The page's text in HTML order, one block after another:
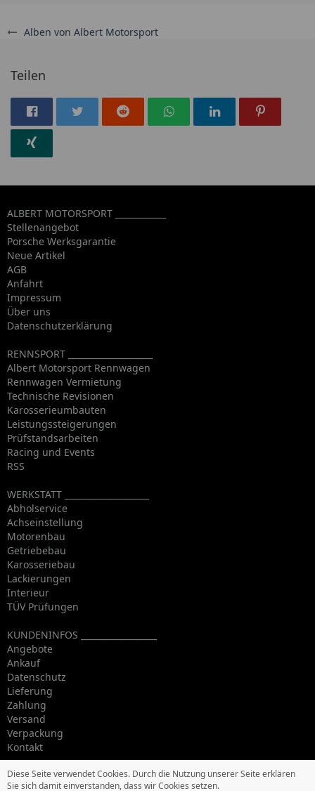
Alben von Albert Motorsport
Teilen
ALBERT MOTORSPORT ____________
Stellenangebot
Porsche Werksgarantie
Neue Artikel
AGB
Anfahrt
Impressum
Über uns
Datenschutzerklärung
RENNSPORT ____________________
Albert Motorsport Rennwagen
Rennwagen Vermietung
Technische Revisionen
Karosserieumbauten
Leistungssteigerungen
Prüfstandsarbeiten
Racing und Events
RSS
WERKSTATT ____________________
Abholservice
Achseinstellung
Motorenbau
Getriebebau
Karosseriebau
Lackierungen
Interieur
TÜV Prüfungen
KUNDENINFOS __________________
Angebote
Ankauf
Datenschutz
Lieferung
Zahlung
Versand
Verpackung
Kontakt
Diese Seite verwendet Cookies. Durch die Nutzung unserer Seite erklären
Sie sich damit einverstanden, dass wir Cookies setzen.